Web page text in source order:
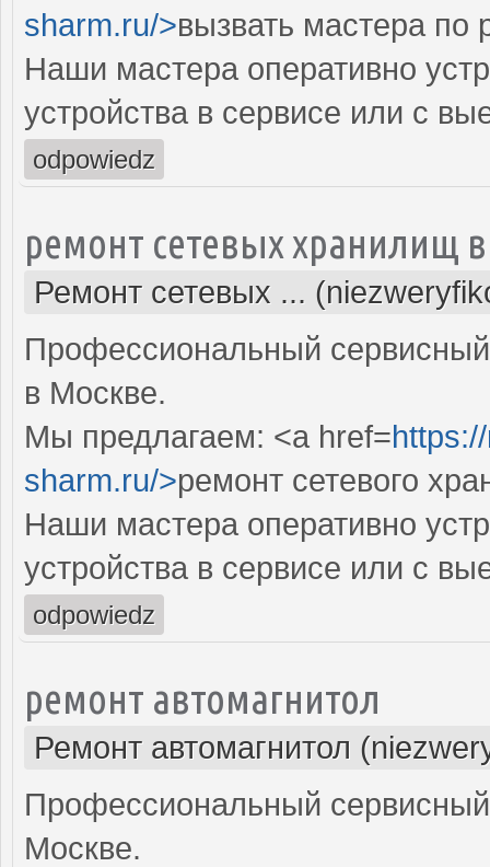
sharm.ru/>вызвать мастера по
Наши мастера оперативно
устройства в сервисе или с
odpowiedz
ремонт сетевых хранилищ
Ремонт сетевых ...
Профессиональный
в Москве.
Мы предлагаем: <a href=
sharm.ru/>ремонт сетевого
Наши мастера оперативно
устройства в сервисе или с
odpowiedz
ремонт автомагнитол
Ремонт автомагнитол
Профессиональный
Москве.